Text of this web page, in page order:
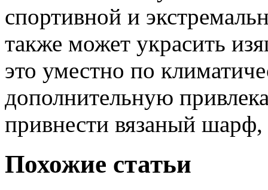
спортивной и
также может украсить
это уместно по
дополнительную
привнести вязаный
Похожие статьи